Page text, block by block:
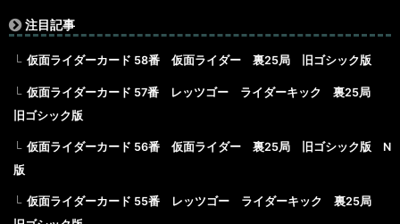
注目記事
仮面ライダーカード 58番 仮面ライダー 裏25局 旧ゴシック版
仮面ライダーカード 57番 レッツゴー ライダーキック 裏25局
旧ゴシック版
仮面ライダーカード 56番 仮面ライダー 裏25局 旧ゴシック版 N
版
仮面ライダーカード 55番 レッツゴー ライダーキック 裏25局